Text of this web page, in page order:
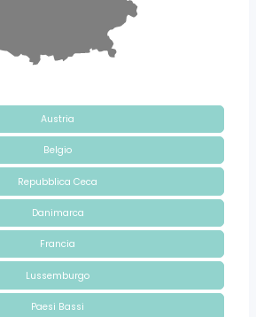
Austria
Belgio
Repubblica Ceca
Danimarca
Francia
Lussemburgo
Paesi Bassi